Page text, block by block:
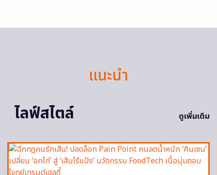
แนะนำ
ไลฟ์สไตล์
ดูเพิ่มเติม